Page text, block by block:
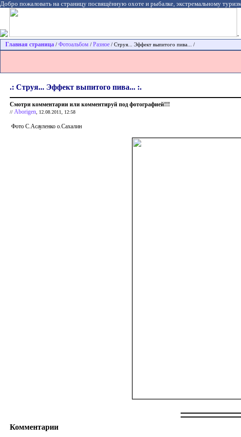
Добро пожаловать на страницу посвящённую охоте и рыбалке, экстремальному
-
Главная страница / Фотоальбом / Разное / Струя... Эффект выпитого пива... /
.: Струя... Эффект выпитого пива... :.
Смотри комментарии или комментируй под фотографией!!!
// Aborigen , 12.08.2011, 12:58
Фото С.Асауленко о.Сахалин
Комментарии